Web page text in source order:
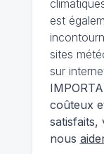
est
sites
sur
coûteux
satisfaits,
nous